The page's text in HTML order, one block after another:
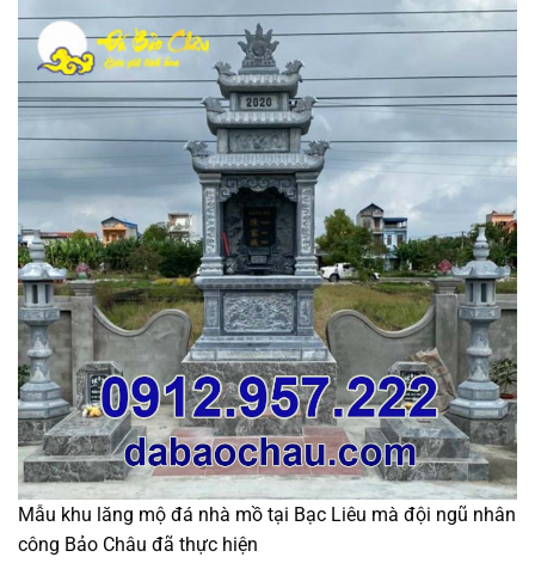
Mẫu khu lăng mộ đá nhà mồ tại Bạc Liêu mà đội ngũ nhân
công Bảo Châu đã thực hiện